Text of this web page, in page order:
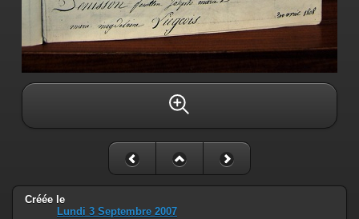
Créée le
Lundi 3 Septembre 2007